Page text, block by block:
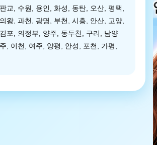
교, 수원, 용인, 화성, 동탄, 오산, 평택,
왕, 과천, 광명, 부천, 시흥, 안산, 고양,
포, 의정부, 양주, 동두천, 구리, 남양
, 이천, 여주, 양평, 안성, 포천, 가평,